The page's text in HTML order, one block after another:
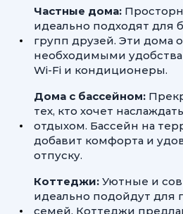
Частные дома:
идеально подходят для
групп друзей. Эти дома
необходимыми
Wi-Fi и кондиционеры.
Дома с бассейном:
тех, кто хочет
отдыхом. Бассейн на
добавит комфорта и
отпуску.
Коттеджи: Уютные и
идеально подойдут для
семей. Коттеджи